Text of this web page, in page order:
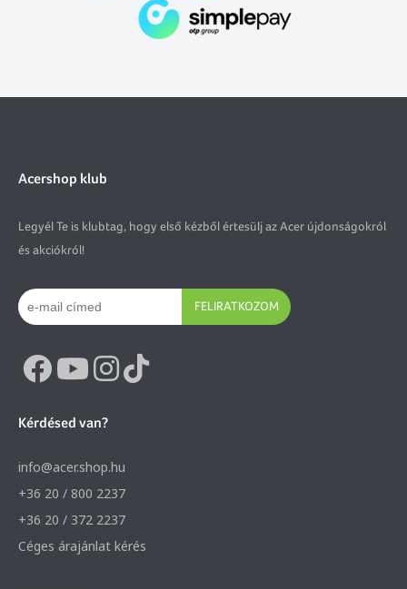
Acershop klub
Legyél Te is klubtag, hogy első kézből értesülj az Acer újdonságokról
és akciókról!
FELIRATKOZOM
Kérdésed van?
info@acer.shop.hu
+36 20 / 800 2237
+36 20 / 372 2237
Céges árajánlat kérés